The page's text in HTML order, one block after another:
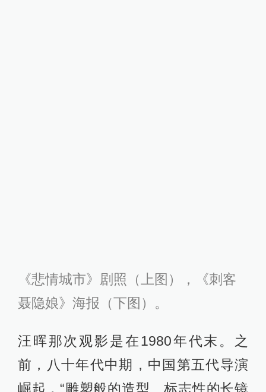
侯孝贤就在一个艺术与政治均面临重
中，侯孝贤的《悲情城市》举重若
轻，用一个个不 多加解释的日常生活